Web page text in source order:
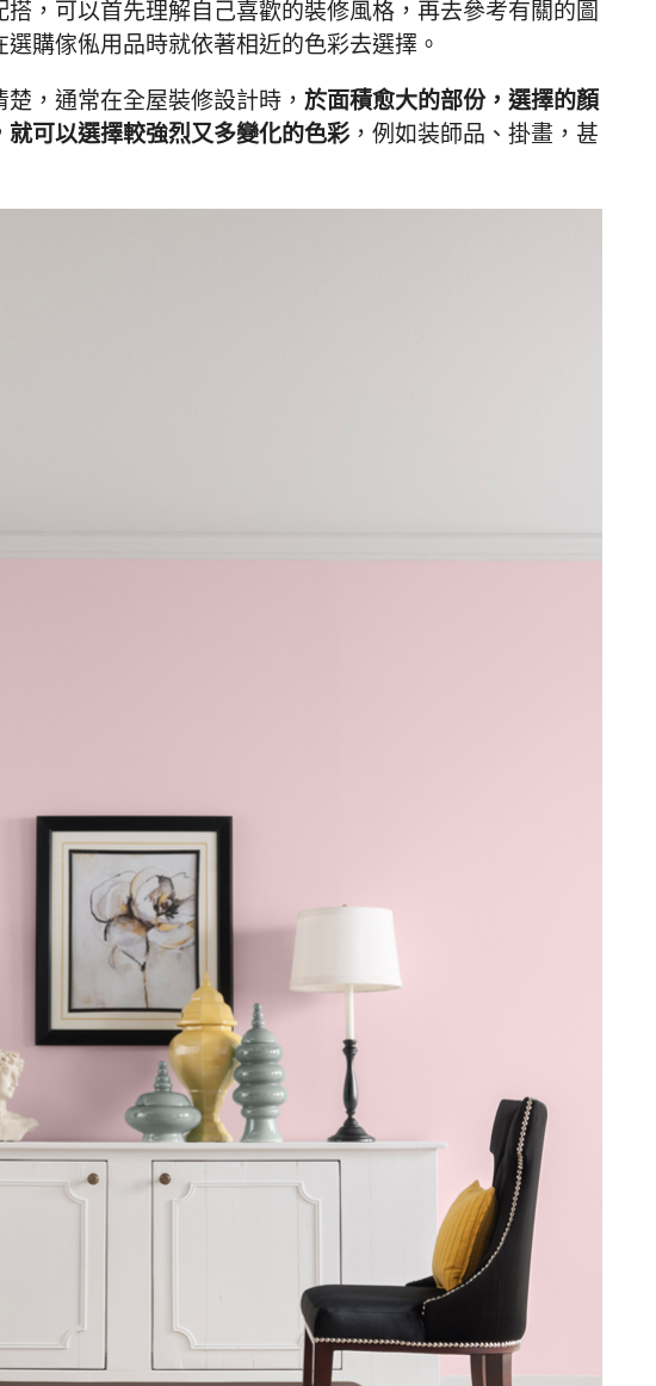
，可以首先理解自己喜歡的裝修風格，再去參考有關的圖
購傢俬用品時就依著相近的色彩去選擇。
，通常在全屋裝修設計時，於面積愈大的部份，選擇的顏
可以選擇較強烈又多變化的色彩，例如装師品、掛畫，甚